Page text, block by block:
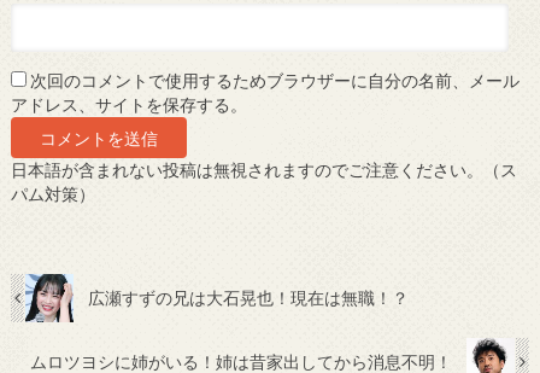
次回のコメントで使用するためブラウザーに自分の名前、メール
アドレス、サイトを保存する。
日本語が含まれない投稿は無視されますのでご注意ください。（ス
パム対策）
広瀬すずの兄は大石晃也！現在は無職！？
ムロツヨシに姉がいる！姉は昔家出してから消息不明！